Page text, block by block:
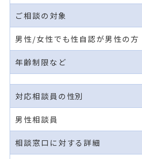
ご相談の対象
男性/女性でも性自認が男性の方
年齢制限など
対応相談員の性別
男性相談員
相談窓口に対する詳細